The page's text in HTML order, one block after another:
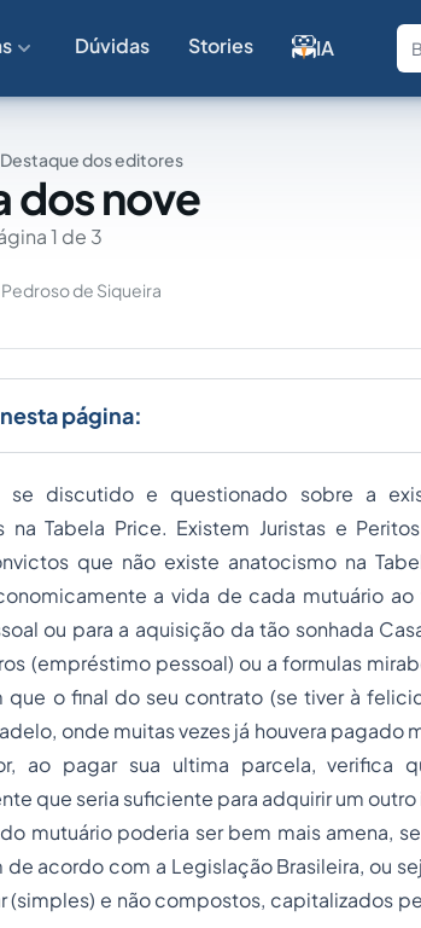
Dúvidas Stories IA
Destaque dos editores
dos nove
1 de 3
de Siqueira
página:
se discutido e questionado sobre a
na Tabela Price. Existem Juristas e
que não existe anatocismo na
a vida de cada mutuário
ou para a aquisição da tão sonhada
(empréstimo pessoal) ou a formulas
que o final do seu contrato (se tiver à
onde muitas vezes já houvera pagado
ao pagar sua ultima parcela, verifica
que seria suficiente para adquirir um outro
mutuário poderia ser bem mais amena,
de acordo com a Legislação Brasileira, ou
(simples) e não compostos, capitalizados